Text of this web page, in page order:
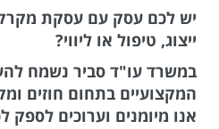
יש לכם עסק עם עסקת
ייצוג, טיפול או ליווי?
במשרד עו"ד סביר נשמח
המקצועיים בתחום חוזים
אנו מיומנים וערוכים לספק